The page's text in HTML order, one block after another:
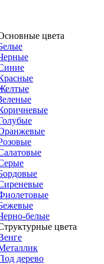
цвета
белые
цвета
дерево